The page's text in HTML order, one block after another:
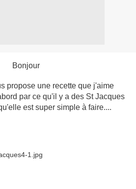
Bonjour
propose une recette que j'aime
par ce qu'il y a des St Jacques
est super simple à faire....